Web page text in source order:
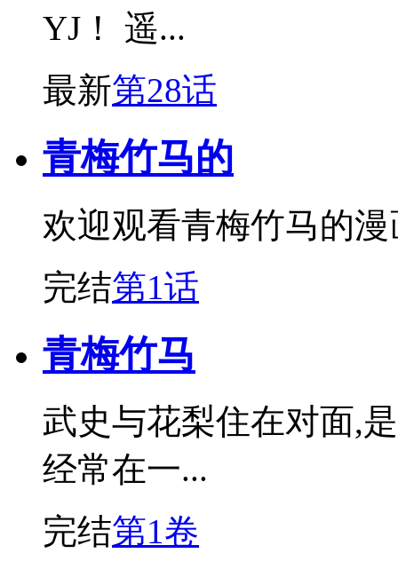
YJ！ 遥...
最新第28话
青梅竹马的
欢迎观看青梅竹马的漫
完结第1话
青梅竹马
武史与花梨住在对面,
经常在一...
完结第1卷